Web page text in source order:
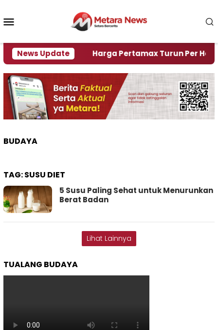
konten
News Update
Krisi Air Harga Pertamax Turun Per Hari Ini,
BUDAYA
TAG:SUSU DIET
5 Susu Paling Sehat untuk Menurunkan
Berat Badan
Lihat Lainnya
TUALANG BUDAYA